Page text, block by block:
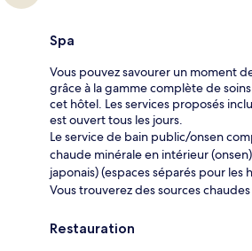
Spa
Vous pouvez savourer un moment
grâce à la gamme complète de
cet hôtel. Les services proposés
est ouvert tous les jours.
Le service de bain public/onsen
chaude minérale en intérieur
japonais) (espaces séparés pour les
Vous trouverez des sources
Restauration